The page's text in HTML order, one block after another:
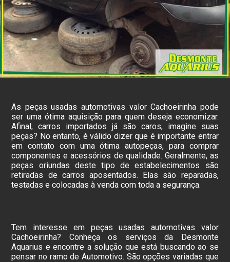
As peças usadas automotivas valor Cachoeirinha pode
ser uma ótima aquisição para quem deseja economizar.
Afinal, carros importados já são caros, imagine suas
peças? No entanto, é válido dizer que é importante entrar
em contato com uma ótima autopeças, para comprar
componentes e acessórios de qualidade. Geralmente, as
peças oriundas deste tipo de estabelecimentos são
retiradas de carros aposentados. Elas são reparadas,
testadas e colocadas à venda com toda a segurança.
Tem interesse em peças usadas automotivas valor
Cachoeirinha? Conheça os serviços da Desmonte
Aquarius e encontre a solução que está buscando ao se
pensar no ramo de Automotivo. São opções variadas que